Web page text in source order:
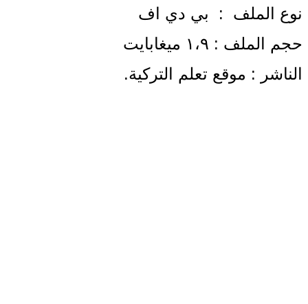
نوع الملف : بي دي اف
حجم الملف : ١،٩ ميغابايت
الناشر : موقع تعلم التركية.